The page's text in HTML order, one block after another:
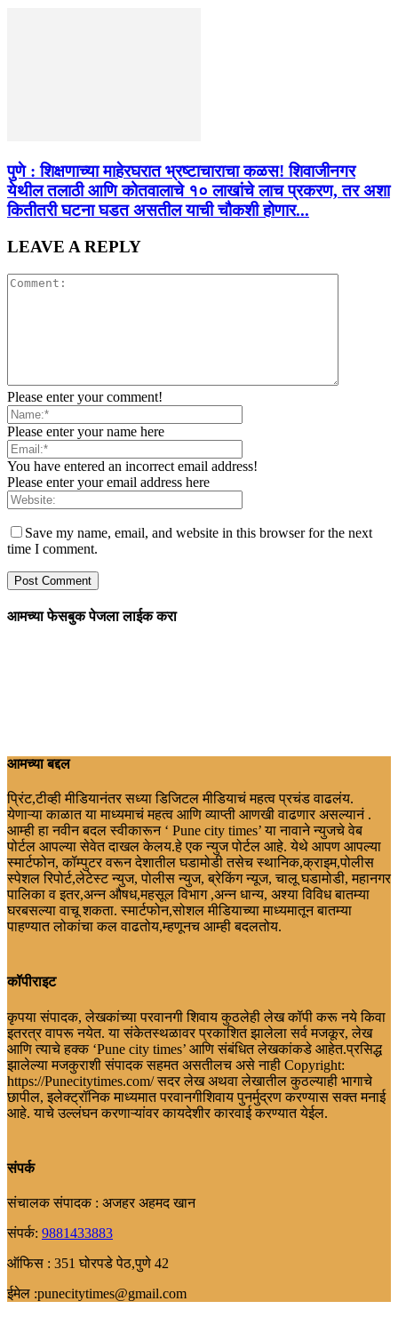
पुणे : शिक्षणाच्या माहेरघरात भ्रष्टाचाराचा कळस! शिवाजीनगर
येथील तलाठी आणि कोतवालाचे १० लाखांचे लाच प्रकरण, तर अशा
कितीतरी घटना घडत असतील याची चौकशी होणार...
LEAVE A REPLY
Please enter your comment!
Please enter your name here
You have entered an incorrect email address!
Please enter your email address here
Save my name, email, and website in this browser for the next
time I comment.
आमच्या फेसबुक पेजला लाईक करा
आमच्या बद्दल
प्रिंट,टीव्ही मीडियानंतर सध्या डिजिटल मीडियाचं महत्व प्रचंड वाढलंय.
येणाऱ्या काळात या माध्यमाचं महत्व आणि व्याप्ती आणखी वाढणार असल्यानं .
आम्ही हा नवीन बदल स्वीकारून ‘ Pune city times’ या नावाने न्युजचे वेब
पोर्टल आपल्या सेवेत दाखल केलय.हे एक न्युज पोर्टल आहे. येथे आपण आपल्या
स्मार्टफोन, कॉम्पुटर वरून देशातील घडामोडी तसेच स्थानिक,क्राइम,पोलीस
स्पेशल रिपोर्ट,लेटेस्ट न्युज, पोलीस न्युज, ब्रेकिंग न्यूज, चालू घडामोडी, महानगर
पालिका व इतर,अन्न औषध,महसूल विभाग ,अन्न धान्य, अश्या विविध बातम्या
घरबसल्या वाचू शकता. स्मार्टफोन,सोशल मीडियाच्या माध्यमातून बातम्या
पाहण्यात लोकांचा कल वाढतोय,म्हणूनच आम्ही बदलतोय.
कॉपीराइट
कृपया संपादक, लेखकांच्या परवानगी शिवाय कुठलेही लेख कॉपी करू नये किवा
इतरत्र वापरू नयेत. या संकेतस्थळावर प्रकाशित झालेला सर्व मजकूर, लेख
आणि त्याचे हक्क ‘Pune city times’ आणि संबंधित लेखकांकडे आहेत.प्रसिद्ध
झालेल्या मजकुराशी संपादक सहमत असतीलच असे नाही Copyright:
https://Punecitytimes.com/ सदर लेख अथवा लेखातील कुठल्याही भागाचे
छापील, इलेक्ट्रॉनिक माध्यमात परवानगीशिवाय पुनर्मुद्रण करण्यास सक्त मनाई
आहे. याचे उल्लंघन करणाऱ्यांवर कायदेशीर कारवाई करण्यात येईल.
संपर्क
संचालक संपादक : अजहर अहमद खान
संपर्क: 9881433883
ऑफिस : 351 घोरपडे पेठ,पुणे 42
ईमेल :punecitytimes@gmail.com